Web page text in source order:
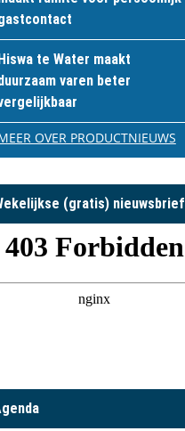
te Water maakt
varen beter
OVER PRODUCTNIEUWS
(gratis) nieuwsbrief